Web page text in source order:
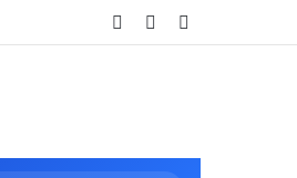
Entrar Artigo aleatório